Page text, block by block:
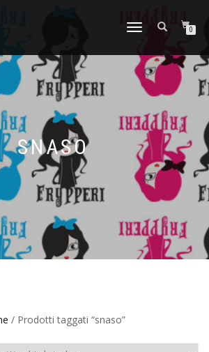
NAVIGAZIONE
0
SNASO
/ Prodotti taggati “snaso”